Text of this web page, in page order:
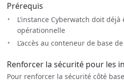
Prérequis
L’instance Cyberwatch doit
opérationnelle
L’accès au conteneur de base
Renforcer la sécurité pour les
Pour renforcer la sécurité côté